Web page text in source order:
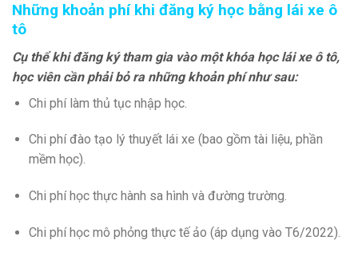
Những khoản phí khi đăng ký học bằng lái xe ô
tô
Cụ thể khi đăng ký tham gia vào một khóa học lái xe ô tô,
học viên cần phải bỏ ra những khoản phí như sau:
Chi phí làm thủ tục nhập học.
Chi phí đào tạo lý thuyết lái xe (bao gồm tài liệu, phần
mềm học).
Chi phí học thực hành sa hình và đường trường.
Chi phí học mô phỏng thực tế ảo (áp dụng vào T6/2022).